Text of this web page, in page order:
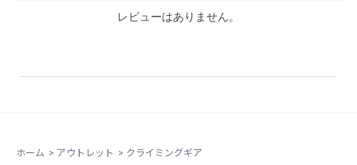
レビューはありません。
ホーム > アウトレット > クライミングギア